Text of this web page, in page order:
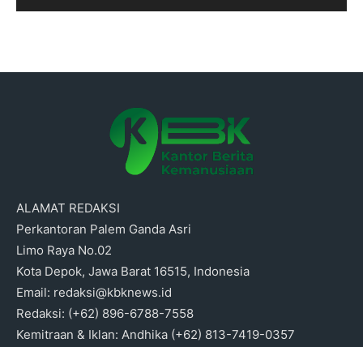
ALAMAT REDAKSI
Perkantoran Palem Ganda Asri
Limo Raya No.02
Kota Depok, Jawa Barat 16515, Indonesia
Email: redaksi@kbknews.id
Redaksi: (+62) 896-6788-7558
Kemitraan & Iklan: Andhika (+62) 813-7419-0357